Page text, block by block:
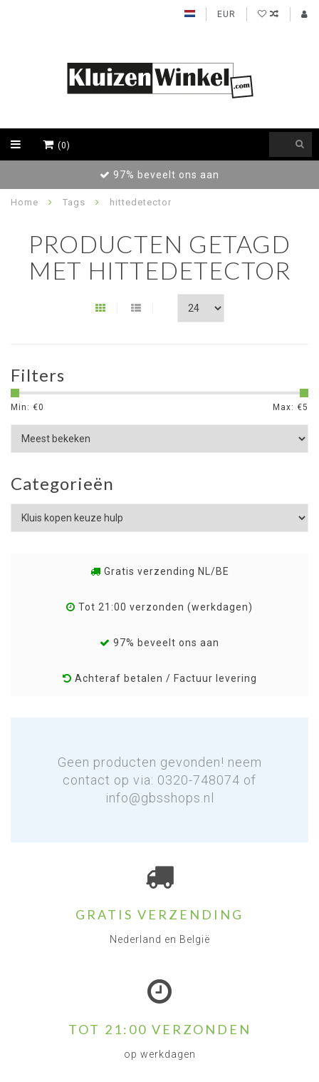
EUR
(0)
97% beveelt ons aan
Home Tags hittedetector
PRODUCTEN GETAGD
MET HITTEDETECTOR
Filters
Min: €0 Max: €5
Categorieën
Gratis verzending NL/BE
Tot 21:00 verzonden (werkdagen)
97% beveelt ons aan
Achteraf betalen / Factuur levering
Geen producten gevonden! neem
contact op via: 0320-748074 of
info@gbsshops.nl
GRATIS VERZENDING
Nederland en België
TOT 21:00 VERZONDEN
op werkdagen